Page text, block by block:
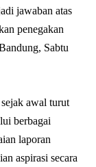
jawaban atas
penegakan
Sabtu
awal turut
berbagai
laporan
aspirasi secara